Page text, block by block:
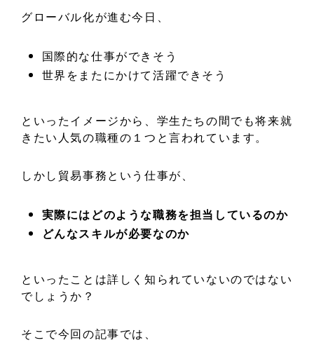
グローバル化が進む今日、
国際的な仕事ができそう
世界をまたにかけて活躍できそう
といったイメージから、学生たちの間でも将来就
きたい人気の職種の１つと言われています。
しかし貿易事務という仕事が、
実際にはどのような職務を担当しているのか
どんなスキルが必要なのか
といったことは詳しく知られていないのではない
でしょうか？
そこで今回の記事では、